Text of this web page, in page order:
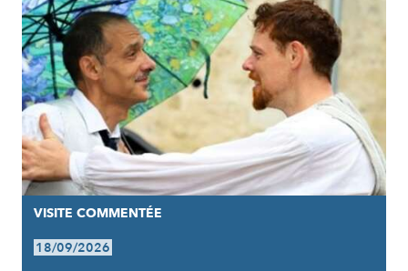
VISITE COMMENTÉE
18/09/2026